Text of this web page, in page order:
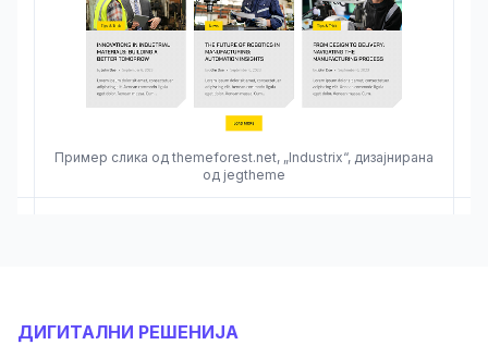
Пример слика од themeforest.net, „Industrix“, дизајнирана
од jegtheme
ДИГИТАЛНИ РЕШЕНИЈА